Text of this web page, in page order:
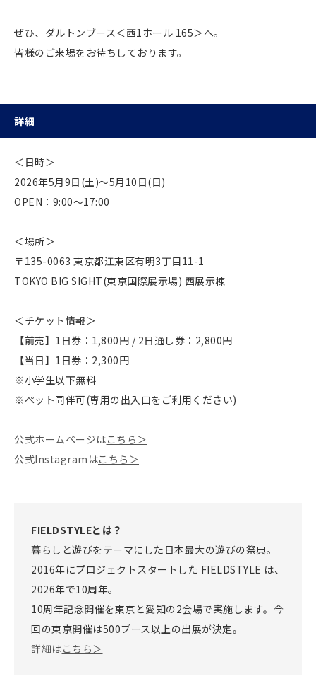
ぜひ、ダルトンブース＜西1ホール 165＞へ。
皆様のご来場をお待ちしております。
詳細
＜日時＞
2026年5月9日(土)～5月10日(日)
OPEN：9:00～17:00
＜場所＞
〒135-0063 東京都江東区有明3丁目11-1
TOKYO BIG SIGHT(東京国際展示場) 西展示棟
＜チケット情報＞
【前売】1日券：1,800円 / 2日通し券：2,800円
【当日】1日券：2,300円
※小学生以下無料
※ペット同伴可(専用の出入口をご利用ください)
公式ホームページはこちら＞
公式Instagramはこちら＞
FIELDSTYLEとは？
暮らしと遊びをテーマにした日本最大の遊びの祭典。
2016年にプロジェクトスタートした FIELDSTYLE は、
2026年で10周年。
10周年記念開催を東京と愛知の2会場で実施します。今
回の東京開催は500ブース以上の出展が決定。
詳細はこちら＞